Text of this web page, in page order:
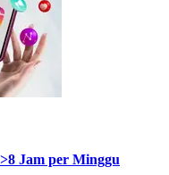
Jam per Minggu